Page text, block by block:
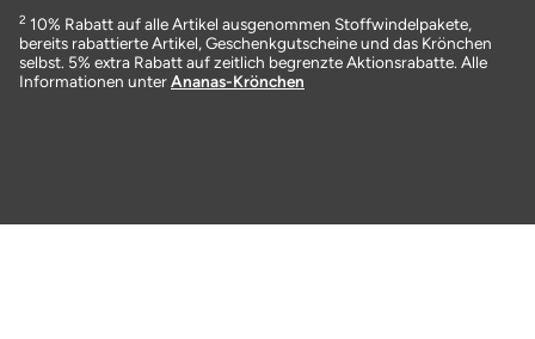
2 10% Rabatt auf alle Artikel ausgenommen Stoffwindelpakete,
bereits rabattierte Artikel, Geschenkgutscheine und das Krönchen
selbst. 5% extra Rabatt auf zeitlich begrenzte Aktionsrabatte. Alle
Informationen unterAnanas-Krönchen